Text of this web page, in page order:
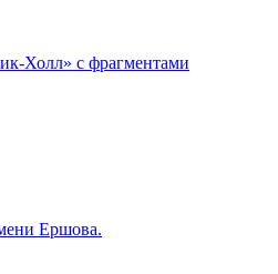
Холл» с фрагментами
Ершова.